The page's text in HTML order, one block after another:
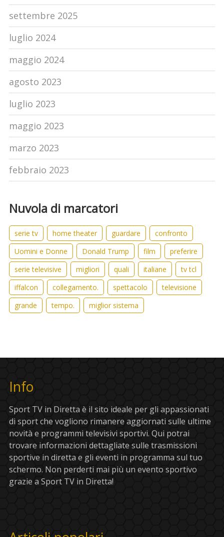
settembre 2025
luglio 2024
maggio 2024
agosto 2023
luglio 2023
maggio 2023
marzo 2023
febbraio 2023
Nuvola di marcatori
serie tv home theater guardare
confronto
Uomini e Donne
Donald Trump film
preferire
serie televisive
migliori quali italiane
tv tcl
iffalcon
collegamento. spettacolo
televisione
grande
tempo. miglior sistema
Info
Sport TV in Diretta è il sito ideale per gli appassionati
di sport che vogliono rimanere aggiornati sulle ultime
novità e programmi televisivi sportivi. Qui potrai
trovare informazioni dettagliate sulle trasmissioni
sportive in diretta e gli eventi in programma sul tuo
schermo. Non perderti mai più un evento sportivo
grazie a Sport TV in Diretta!